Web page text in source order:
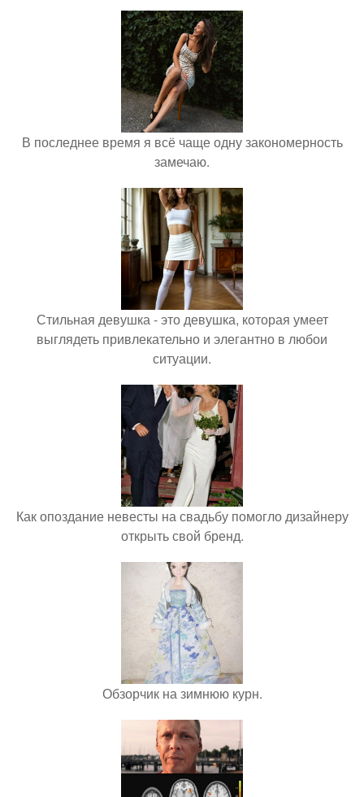
В последнее время я всё чаще одну закономерность
замечаю.
Стильная девушка - это девушка, которая умеет
выглядеть привлекательно и элегантно в любои
ситуации.
Как опоздание невесты на свадьбу помогло дизайнеру
открыть свой бренд.
Обзорчик на зимнюю курн.